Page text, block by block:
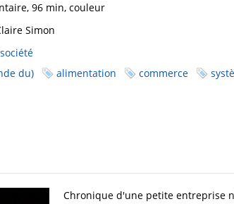
96 min, couleur
Simon
société
du)
alimentation commerce
Chronique d'une petite entreprise